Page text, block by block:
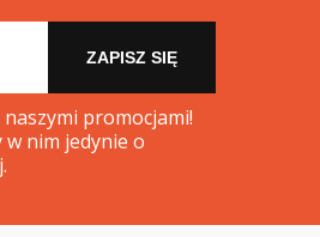
ZAPISZ SIĘ
promocjami!
nim jedynie o